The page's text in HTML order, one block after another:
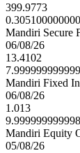
399.9773
Mandiri Secure
06/08/26
13.4102
Mandiri Fixed
06/08/26
1.013
Mandiri Equity
05/08/26